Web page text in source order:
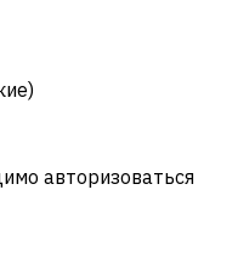
авторизоваться